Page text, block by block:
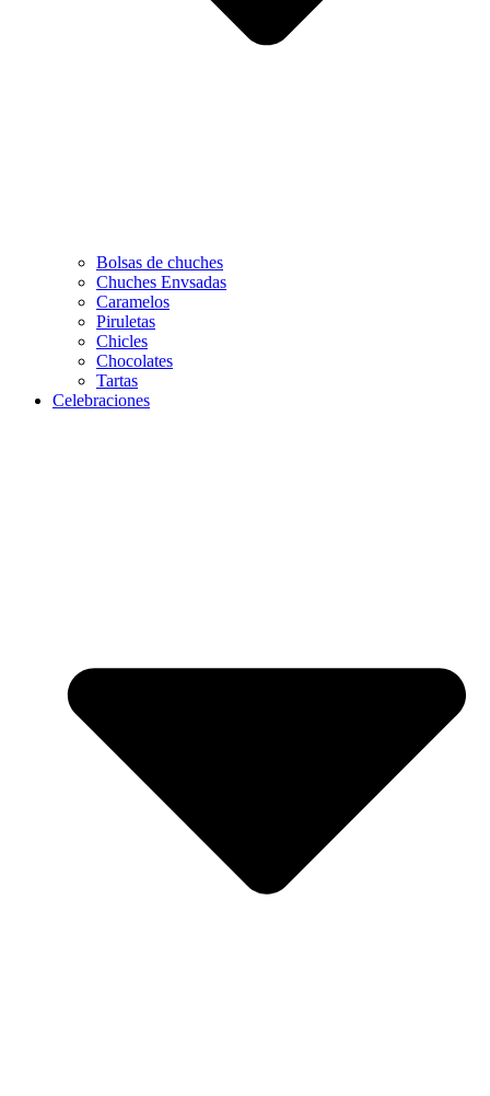
Bolsas de chuches
Chuches Envsadas
Caramelos
Piruletas
Chicles
Chocolates
Tartas
Celebraciones